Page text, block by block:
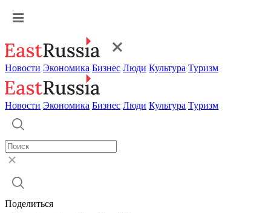
Новости Экономика Бизнес Люди Культура Туризм
Новости Экономика Бизнес Люди Культура Туризм
Поделиться